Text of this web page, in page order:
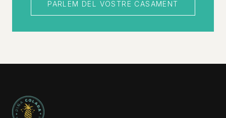
PARLEM DEL VOSTRE CASAMENT